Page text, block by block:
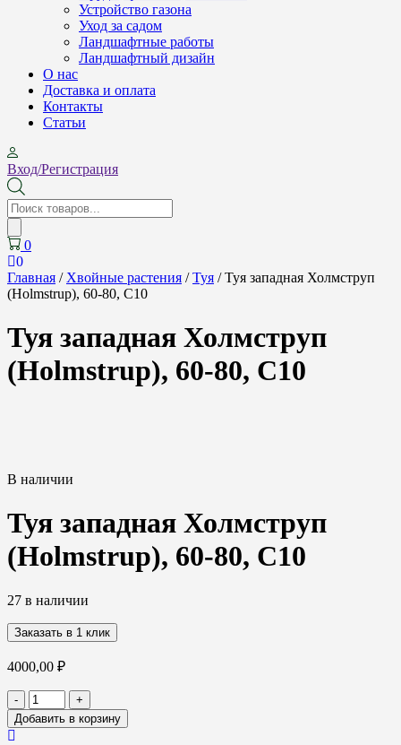
Устройство газона
Уход за садом
Ландшафтные работы
Ландшафтный дизайн
О нас
Доставка и оплата
Контакты
Cтатьи
Вход/Регистрация
Поиск
товаров
0
0
Главная / Хвойные растения /Туя / Туя западная Холмструп
(Holmstrup), 60-80, С10
Туя западная Холмструп
(Holmstrup), 60-80, С10
В наличии
Туя западная Холмструп
(Holmstrup), 60-80, С10
27 в наличии
Заказать в 1 клик
4000,00 ₽
-
Количество
товара
Туя
+
Добавить в корзину